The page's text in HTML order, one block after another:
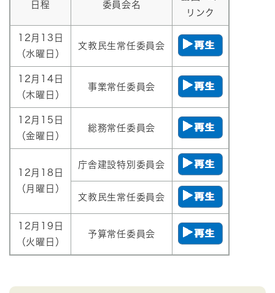
日程 委員会名
リンク
12月13日
（水曜日）
文教民生常任委員会
12月14日
（木曜日）
事業常任委員会
12月15日
（金曜日）
総務常任委員会
12月18日
（月曜日）
庁舎建設特別委員会
文教民生常任委員会
12月19日
（火曜日）
予算常任委員会